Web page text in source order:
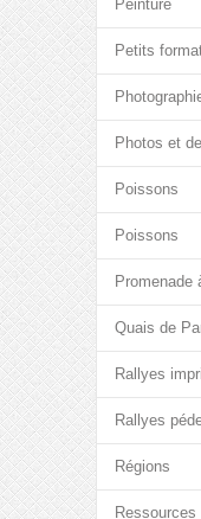
Peinture
Petits
Photos et
Poissons
Poissons
Promenade
Quais de
Rallyes
Rallyes
Régions
Ressources